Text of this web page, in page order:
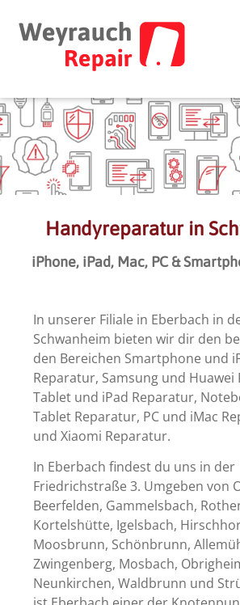
Handyreparatur in
iPhone, iPad, Mac, PC &
In unserer Filiale in Eberbach in
Schwanheim bieten wir dir den
den Bereichen Smartphone und
Reparatur, Samsung und Huawei
Tablet und iPad Reparatur,
Tablet Reparatur, PC und iMac
und Xiaomi Reparatur.
In Eberbach findest du uns in der
Friedrichstraße 3. Umgeben von
Beerfelden, Gammelsbach,
Kortelshütte, Igelsbach,
Moosbrunn, Schönbrunn,
Zwingenberg, Mosbach,
Neunkirchen, Waldbrunn und